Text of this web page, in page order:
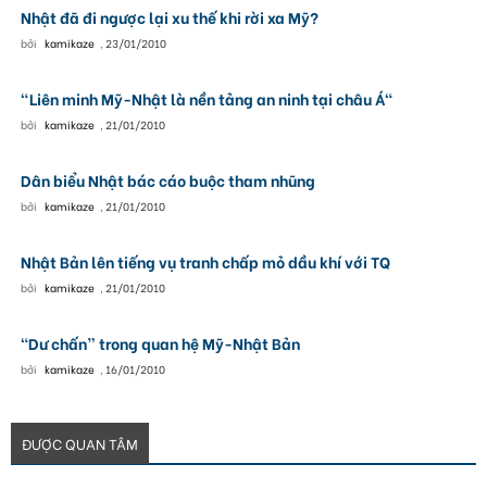
Nhật đã đi ngược lại xu thế khi rời xa Mỹ?
bởi kamikaze , 23/01/2010
"Liên minh Mỹ-Nhật là nền tảng an ninh tại châu Á"
bởi kamikaze , 21/01/2010
Dân biểu Nhật bác cáo buộc tham nhũng
bởi kamikaze , 21/01/2010
Nhật Bản lên tiếng vụ tranh chấp mỏ dầu khí với TQ
bởi kamikaze , 21/01/2010
“Dư chấn” trong quan hệ Mỹ-Nhật Bản
bởi kamikaze , 16/01/2010
ĐƯỢC QUAN TÂM